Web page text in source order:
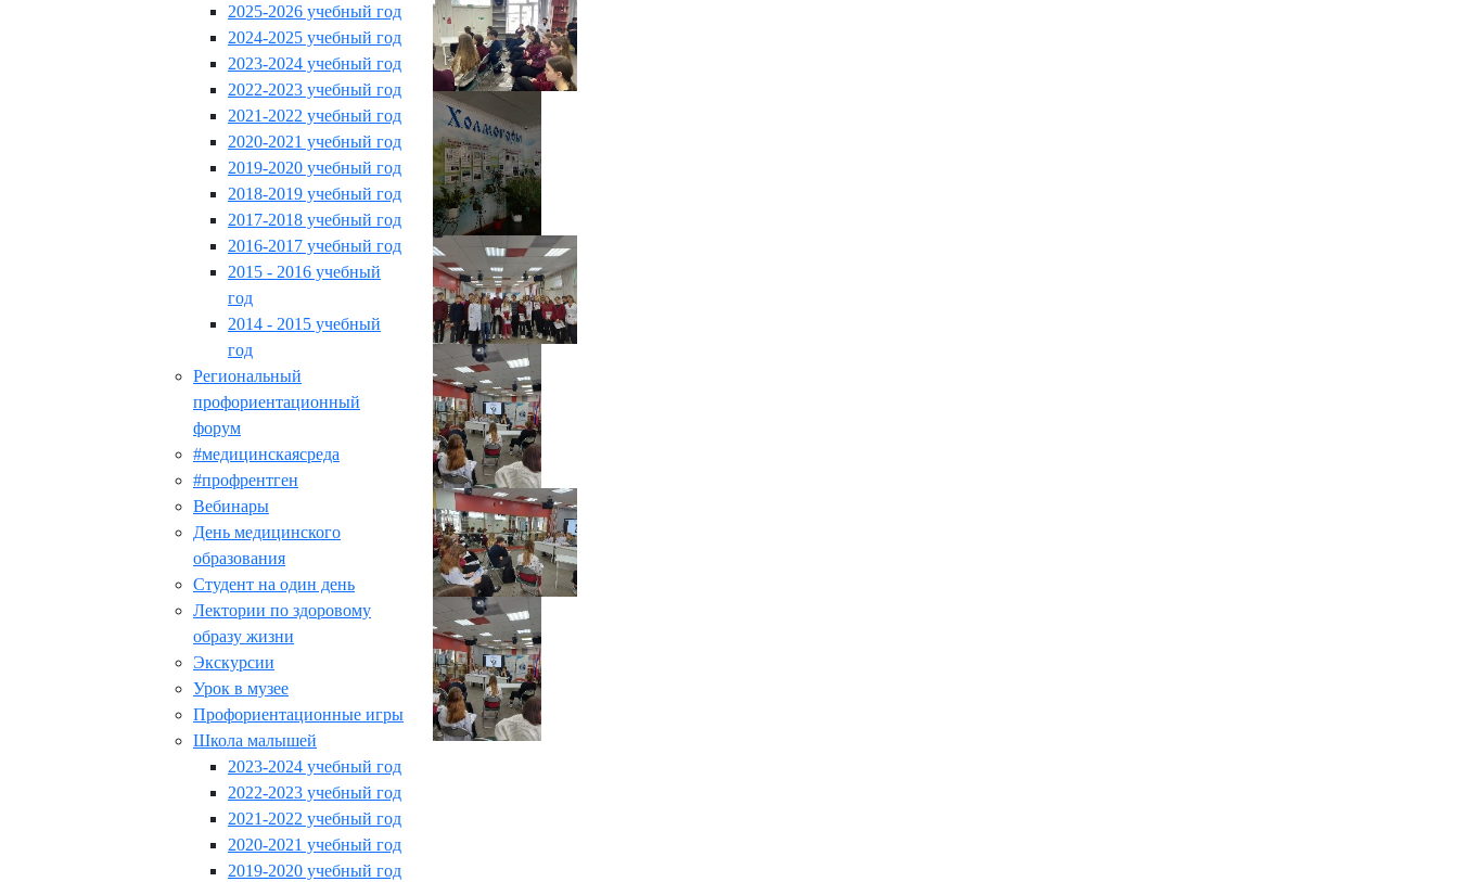
2025-2026 учебный год
2024-2025 учебный год
2023-2024 учебный год
2022-2023 учебный год
2021-2022 учебный год
2020-2021 учебный год
2019-2020 учебный год
2018-2019 учебный год
2017-2018 учебный год
2016-2017 учебный год
2015 - 2016 учебный
год
2014 - 2015 учебный
год
Региональный
профориентационный
форум
#медицинскаясреда
#профрентген
Вебинары
День медицинского
образования
Студент на один день
Лектории по здоровому
образу жизни
Экскурсии
Урок в музее
Профориентационные игры
Школа малышей
2023-2024 учебный год
2022-2023 учебный год
2021-2022 учебный год
2020-2021 учебный год
2019-2020 учебный год